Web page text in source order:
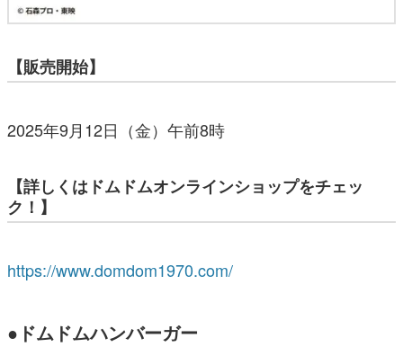
【販売開始】
2025年9月12日（金）午前8時
【詳しくはドムドムオンラインショップをチェッ
ク！】
https://www.domdom1970.com/
●ドムドムハンバーガー